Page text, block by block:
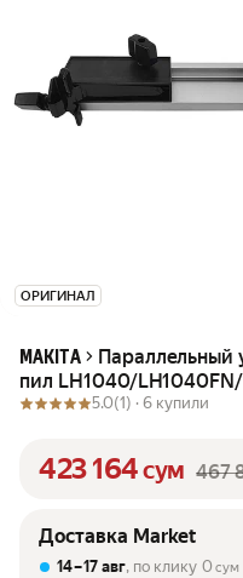
ОРИГИНАЛ
MAKITA
Параллельный
пил LH1040/
5.0(1) · 6 купили
423 164сум 467
Доставка Market
14 – 17 авг, по клику 0 сум